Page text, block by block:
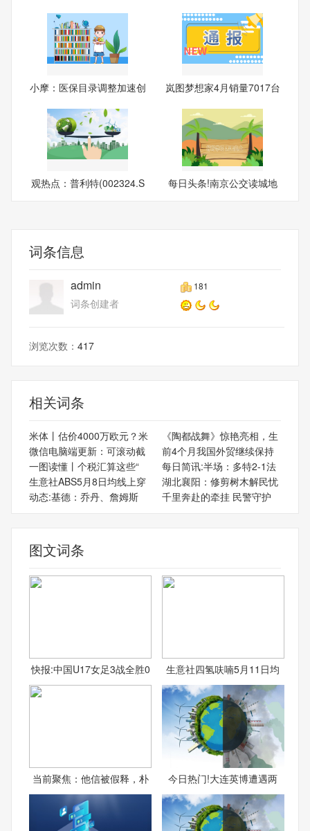
小摩：医保目录调整加速创
岚图梦想家4月销量7017台
观热点：普利特(002324.S
每日头条!南京公交读城地
词条信息
admin 181
词条创建者
浏览次数： 417
相关词条
米体丨估价4000万欧元？米
《陶都战舞》惊艳亮相，生
微信电脑端更新：可滚动截
前4个月我国外贸继续保持
一图读懂丨个税汇算这些“
每日简讯:半场：多特2-1法
生意社ABS5月8日均线上穿
湖北襄阳：修剪树木解民忧
动态:基德：乔丹、詹姆斯
千里奔赴的牵挂 民警守护
图文词条
快报:中国U17女足3战全胜0 生意社四氢呋喃5月11日均
当前聚焦：他信被假释，朴 今日热门!大连英博遭遇两